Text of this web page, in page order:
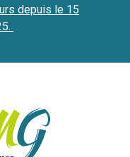
depuis le 15